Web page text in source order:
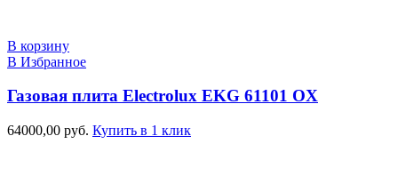
В корзину
В Избранное
Газовая плита Electrolux EKG 61101 OX
64000,00 руб. Купить в 1 клик